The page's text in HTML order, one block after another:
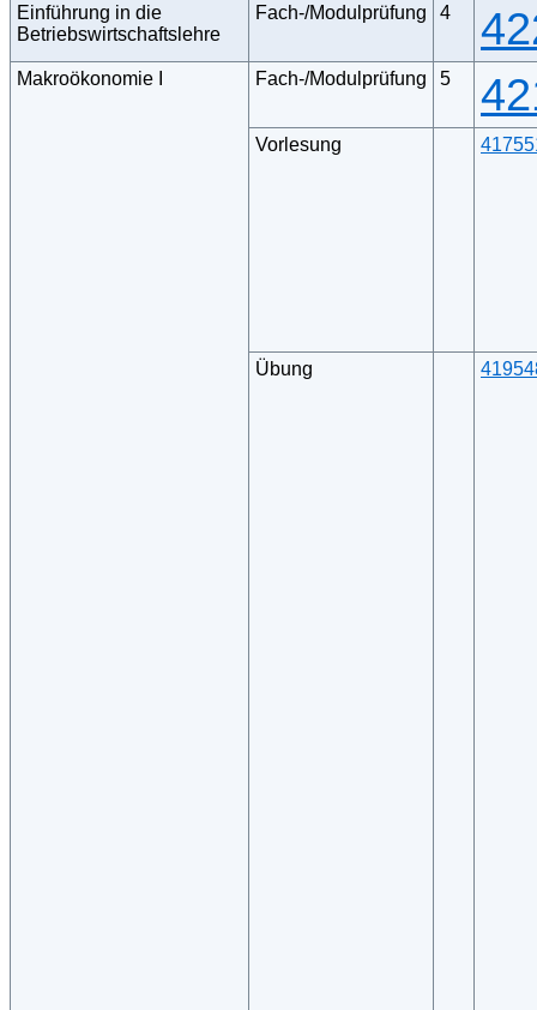
Einführung in die
Betriebswirtschaftslehre
Fach-/Modulprüfung 4
Makroökonomie I Fach-/Modulprüfung 5
Vorlesung
Übung